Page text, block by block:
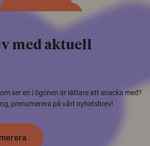
med aktuell
ser en i ögonen är lättare att snacka med?
prenumerera på vårt nyhetsbrev!